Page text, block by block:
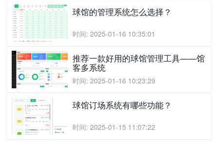
球馆的管理系统怎么选择？
时间: 2025-01-16 10:35:01
推荐一款好用的球馆管理工具——馆
客多系统
时间: 2025-01-16 10:23:29
球馆订场系统有哪些功能？
时间: 2025-01-15 11:07:22